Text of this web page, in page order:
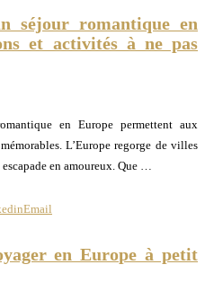
séjour romantique en
et activités à ne pas
en Europe permettent aux
L’Europe regorge de villes
en amoureux. Que …
Email
en Europe à petit